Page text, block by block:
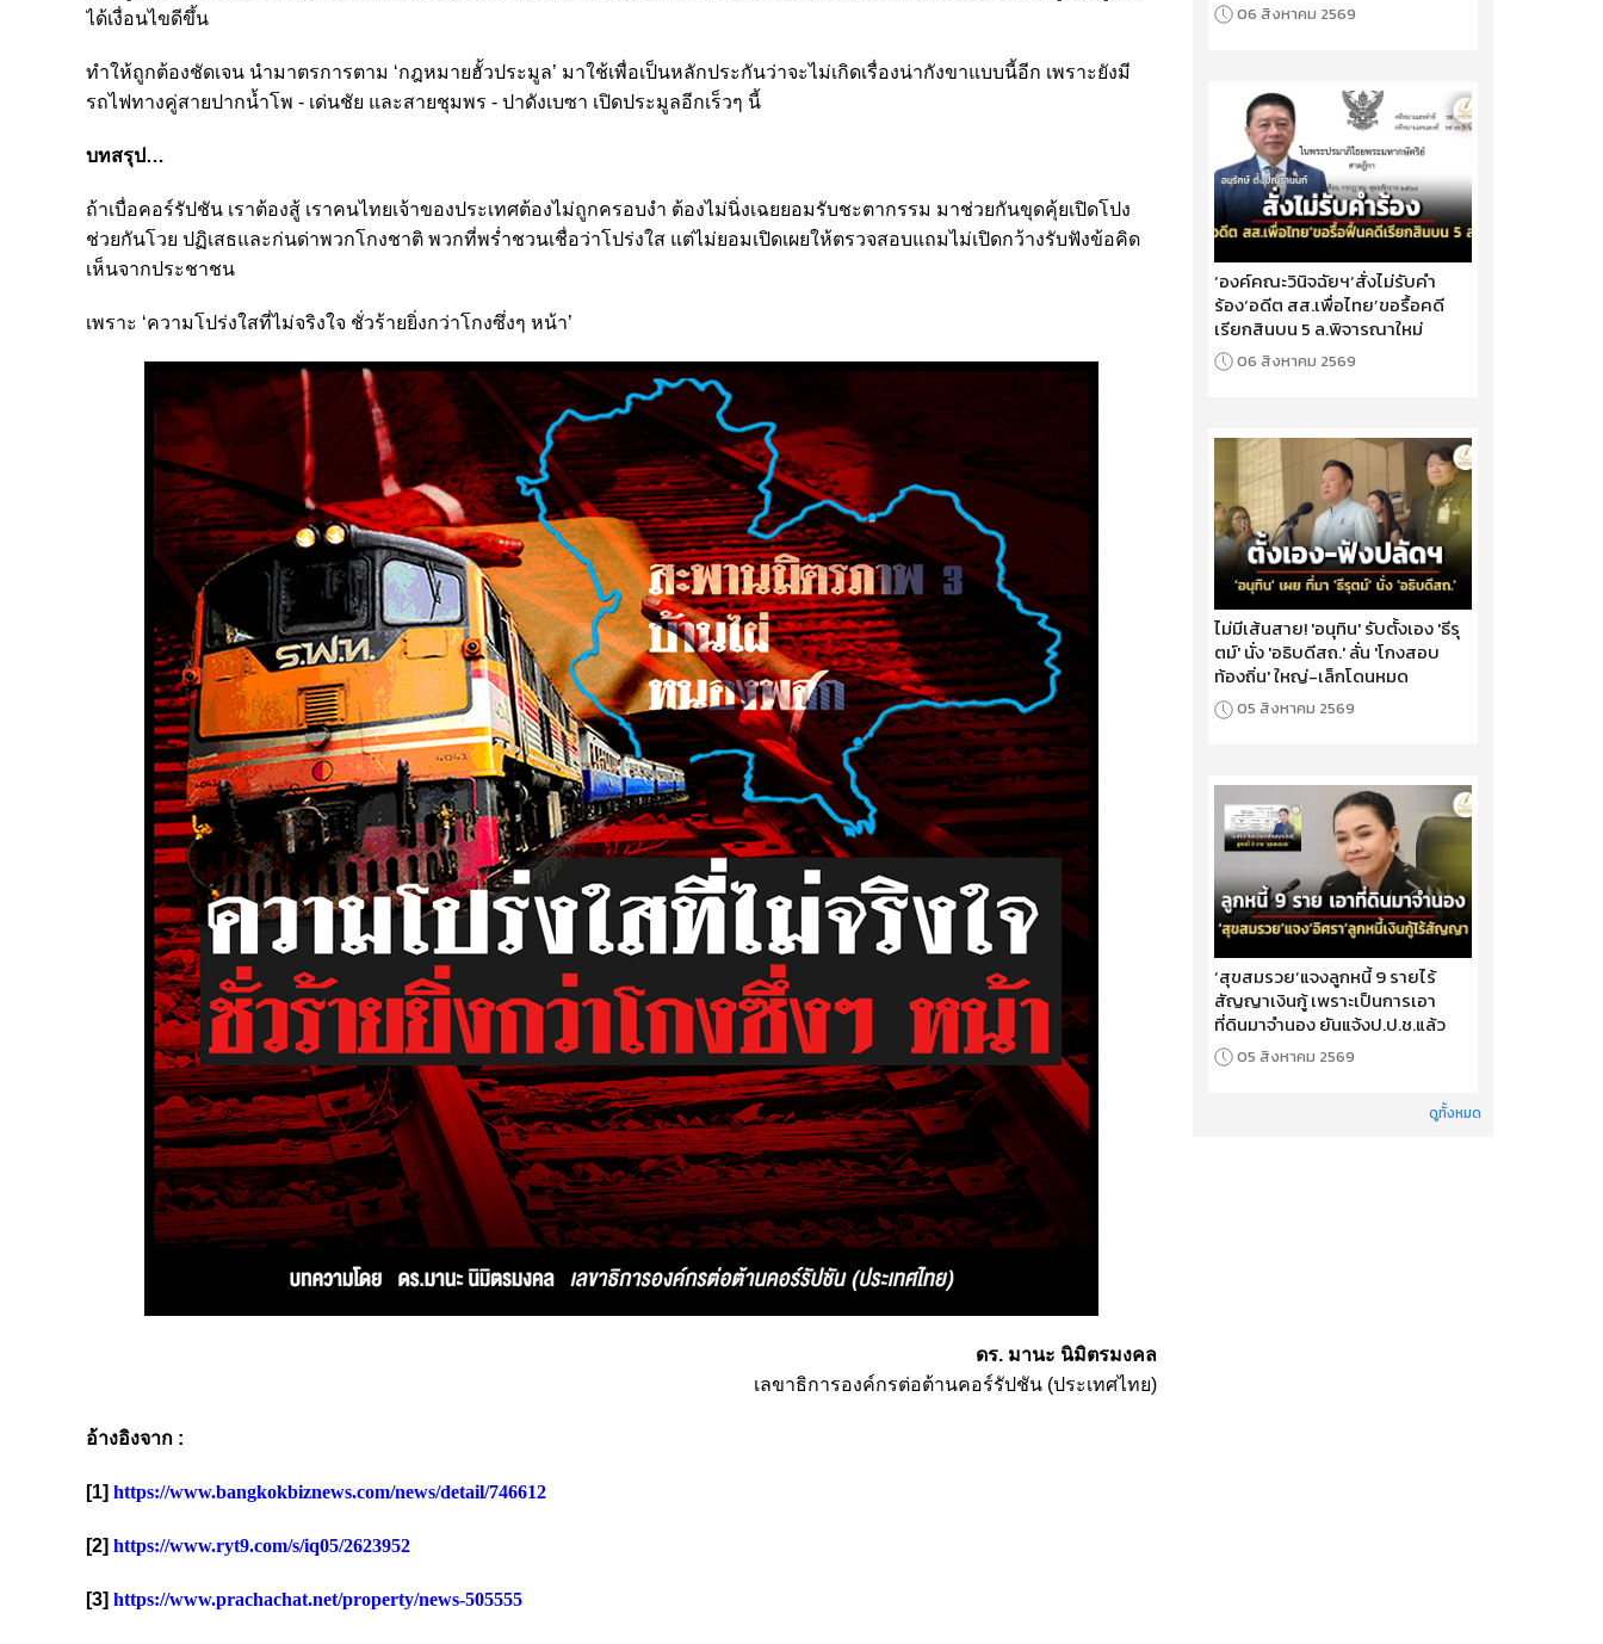
ได้เงื่อนไขดีขึ้น
ทำให้ถูกต้องชัดเจน นำมาตรการตาม ‘กฎหมายฮั้วประมูล’ มาใช้เพื่อเป็นหลักประกันว่าจะไม่เกิดเรื่องน่ากังขาแบบนี้อีก เพราะยังมี
รถไฟทางคู่สายปากน้ำโพ - เด่นชัย และสายชุมพร - ปาดังเบซา เปิดประมูลอีกเร็วๆ นี้
บทสรุป…
ถ้าเบื่อคอร์รัปชัน เราต้องสู้ เราคนไทยเจ้าของประเทศต้องไม่ถูกครอบงำ ต้องไม่นิ่งเฉยยอมรับชะตากรรม มาช่วยกันขุดคุ้ยเปิดโปง
ช่วยกันโวย ปฏิเสธและก่นด่าพวกโกงชาติ พวกที่พร่ำชวนเชื่อว่าโปร่งใส แต่ไม่ยอมเปิดเผยให้ตรวจสอบแถมไม่เปิดกว้างรับฟังข้อคิด
เห็นจากประชาชน
เพราะ ‘ความโปร่งใสที่ไม่จริงใจ ชั่วร้ายยิ่งกว่าโกงซึ่งๆ หน้า’
ดร. มานะ นิมิตรมงคล
เลขาธิการองค์กรต่อต้านคอร์รัปชัน (ประเทศไทย)
อ้างอิงจาก :
[1] https://www.bangkokbiznews.com/news/detail/746612
[2] https://www.ryt9.com/s/iq05/2623952
[3] https://www.prachachat.net/property/news-505555
06 สิงหาคม 2569
‘องค์คณะวินิจฉัยฯ’สั่งไม่รับคำ
ร้อง‘อดีต สส.เพื่อไทย’ขอรื้อคดี
เรียกสินบน 5 ล.พิจารณาใหม่
06 สิงหาคม 2569
ไม่มีเส้นสาย! 'อนุทิน' รับตั้งเอง 'ธีรุ
ตม์' นั่ง 'อธิบดีสถ.' ลั่น 'โกงสอบ
ท้องถิ่น' ใหญ่-เล็กโดนหมด
05 สิงหาคม 2569
‘สุขสมรวย’แจงลูกหนี้ 9 รายไร้
สัญญาเงินกู้ เพราะเป็นการเอา
ที่ดินมาจำนอง ยันแจ้งป.ป.ช.แล้ว
05 สิงหาคม 2569
ดูทั้งหมด